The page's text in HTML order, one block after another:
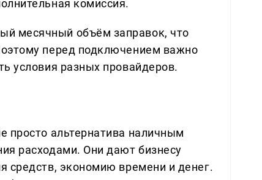
комиссия.
месячный объём заправок, что
перед подключением важно
условия разных провайдеров.
просто альтернатива наличным
расходами. Они дают бизнесу
средств, экономию времени и денег.